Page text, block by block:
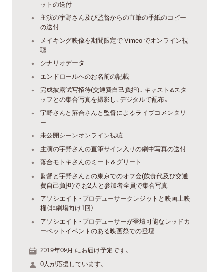
ットの送付
主演の宇野さん及び監督からの直筆の手紙のコピー
の送付
メイキング映像を期間限定で Vimeo でオンライン視
聴
シナリオデータ
エンドロールへのお名前の記載
完成披露試写招待(交通費自己負担)。キャスト&スタ
ッフとの集合写真を撮影し、デジタルで配布。
宇野さんと落合さんと監督によるライブコメンタリ
ー
未公開シーンオンライン視聴
主演の宇野さんの直筆サイン入りの劇中写真の送付
落合モトキさんのミート＆グリート
監督と宇野さんとの東京でのオフ会(飲食代及び交通
費自己負担)で お2人と参加者全員で集合写真
アソシエイト・プロデューサークレジットと映画上映
権（非劇場向け1回）
アソシエイト・プロデューサーが登壇可能なレッドカ
ーペットイベントのある映画祭での登壇
2019年09月 にお届け予定です。
0人が応援しています。